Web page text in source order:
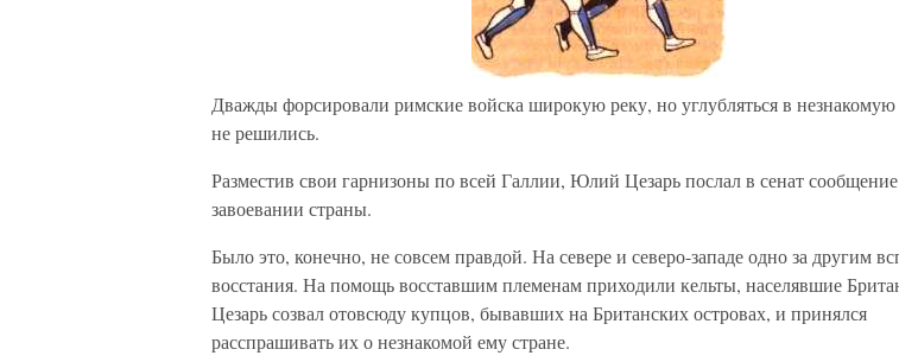
Дважды форсировали римские войска широкую реку, но углубляться в незнакомую
не решились.
Разместив свои гарнизоны по всей Галлии, Юлий Цезарь послал в сенат
завоевании страны.
Было это, конечно, не совсем правдой. На севере и северо-западе одно за другим
восстания. На помощь восставшим племенам приходили кельты, населявшие
Цезарь созвал отовсюду купцов, бывавших на Британских островах, и принялся
расспрашивать их о незнакомой ему стране.